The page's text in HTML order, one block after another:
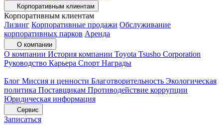
Корпоративным клиентам
Корпоративным клиентам
Лизинг Корпоративные продажи Обслуживание
корпоративных парков Аренда
О компании
О компании История компании Toyota Tsusho Corporation
Руководство Карьера Спорт Награды
Блог Миссия и ценности Благотворительность Экологическая
политика Поставщикам Противодействие коррупции
Юридическая информация
Сервис
Записаться